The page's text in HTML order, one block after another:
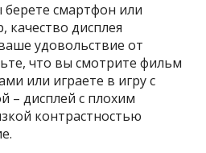
смартфон или
качество дисплея
удовольствие от
что вы смотрите фильм
или играете в игру с
– дисплей с плохим
контрастностью